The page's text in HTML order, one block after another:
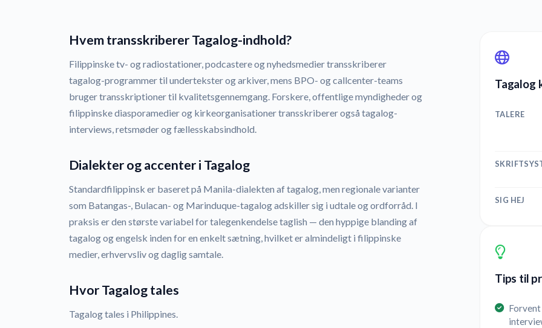
Hvem transskriberer Tagalog-indhold?
Filippinske tv- og radiostationer, podcastere og nyhedsmedier transskriberer
tagalog-programmer til undertekster og arkiver, mens BPO- og callcenter-teams
bruger transskriptioner til kvalitetsgennemgang. Forskere, offentlige myndigheder og
filippinske diasporamedier og kirkeorganisationer transskriberer også tagalog-
interviews, retsmøder og fællesskabsindhold.
Dialekter og accenter i Tagalog
Standardfilippinsk er baseret på Manila-dialekten af tagalog, men regionale varianter
som Batangas-, Bulacan- og Marinduque-tagalog adskiller sig i udtale og ordforråd. I
praksis er den største variabel for talegenkendelse taglish — den hyppige blanding af
tagalog og engelsk inden for en enkelt sætning, hvilket er almindeligt i filippinske
medier, erhvervsliv og daglig samtale.
Hvor Tagalog tales
Tagalog tales i Philippines.
Tagalog
TALERE
SIG HEJ
Tips til